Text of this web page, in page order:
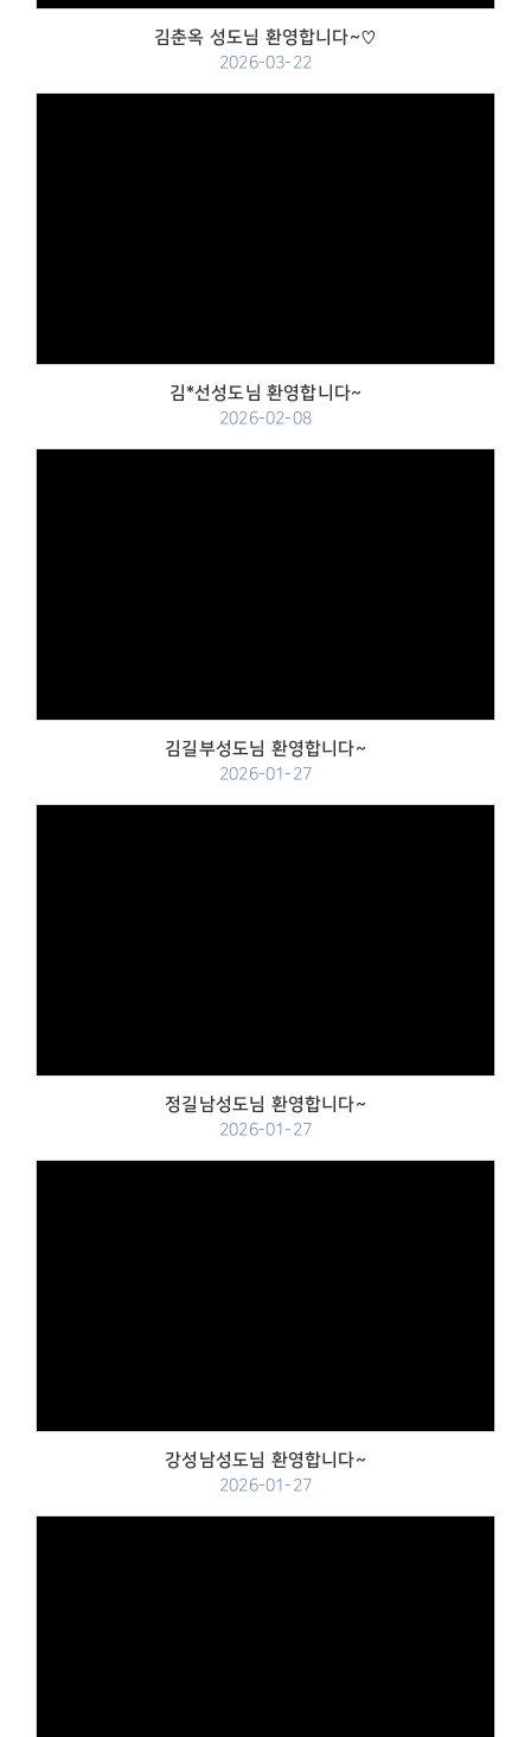
김춘옥 성도님 환영합니다~♡
2026-03-22
김*선성도님 환영합니다~
2026-02-08
김길부성도님 환영합니다~
2026-01-27
정길남성도님 환영합니다~
2026-01-27
강성남성도님 환영합니다~
2026-01-27